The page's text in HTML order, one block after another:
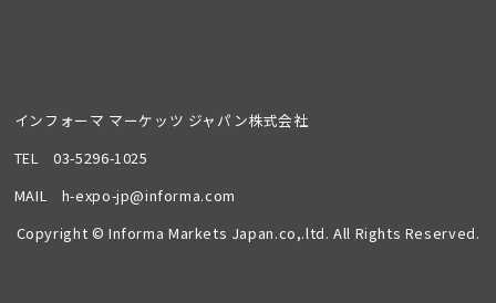
インフォーマ マーケッツ ジャパン株式会社
TEL03-5296-1025
MAIL h-expo-jp@informa.com
Copyright © Informa Markets Japan.co,.ltd. All Rights Reserved.